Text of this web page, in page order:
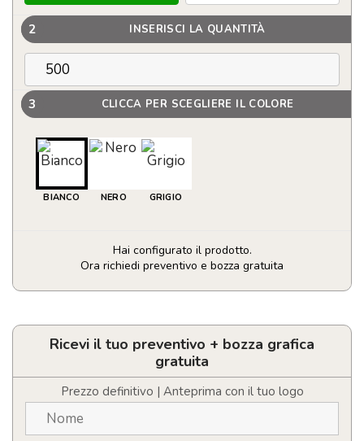
2 INSERISCI LA QUANTITÀ
3 CLICCA PER SCEGLIERE IL COLORE
BIANCO NERO GRIGIO
Hai configurato il prodotto.
Ora richiedi preventivo e bozza gratuita
Penna
sfera
meccanismo
rotazione
finitura
Ricevi il tuo preventivo + bozza grafica
gratuita
Prezzo definitivo | Anteprima con il tuo logo